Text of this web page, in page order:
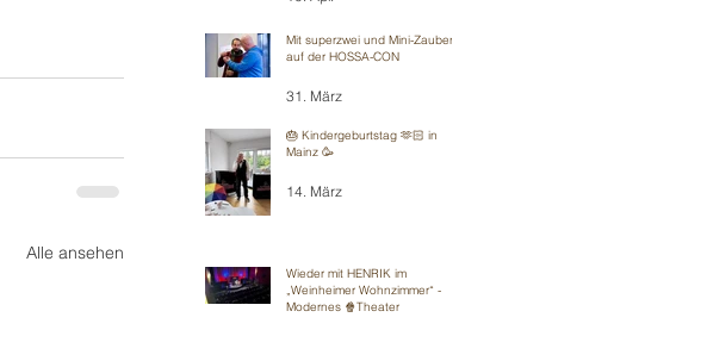
Alle ansehen
Mit superzwei und Mini-Zauberei
auf der HOSSA-CON
31. März
🎂 Kindergeburtstag 🫶🏻 in
Mainz 🥳
14. März
Wieder mit HENRIK im
„Weinheimer Wohnzimmer“ -
Modernes 🍿Theater